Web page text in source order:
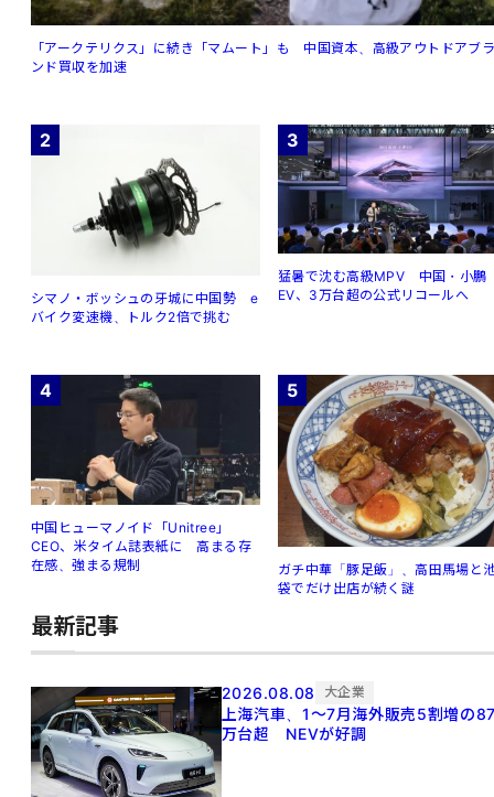
「アークテリクス」に続き「マムート」も 中国資本、高級アウトドアブ
ンド買収を加速
2
シマノ・ボッシュの牙城に中国勢 e
バイク変速機、トルク2倍で挑む
3
猛暑で沈む高級MPV 中国・小鵬
EV、3万台超の公式リコールへ
4
中国ヒューマノイド「Unitree」
CEO、米タイム誌表紙に 高まる存
在感、強まる規制
5
ガチ中華「豚足飯」、高田馬場と
袋でだけ出店が続く謎
最新記事
2026.08.08 大企業
上海汽車、1～7月海外販売5割増の
万台超 NEVが好調